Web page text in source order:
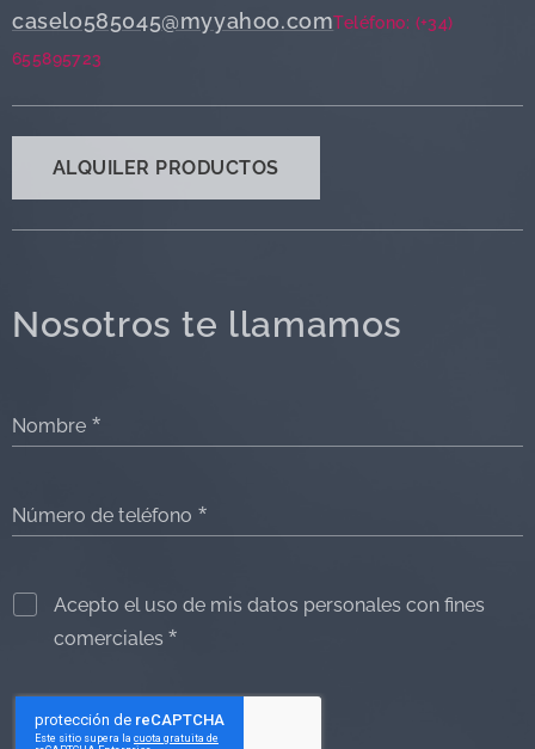
caselo585045@myyahoo.comTeléfono: (+34)
655895723
ALQUILER PRODUCTOS
Nosotros te llamamos
Nombre
Número de teléfono
Acepto el uso de mis datos personales con fines
comerciales